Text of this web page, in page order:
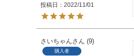
投稿日
2022/11/01
さいちゃん 9
購入者